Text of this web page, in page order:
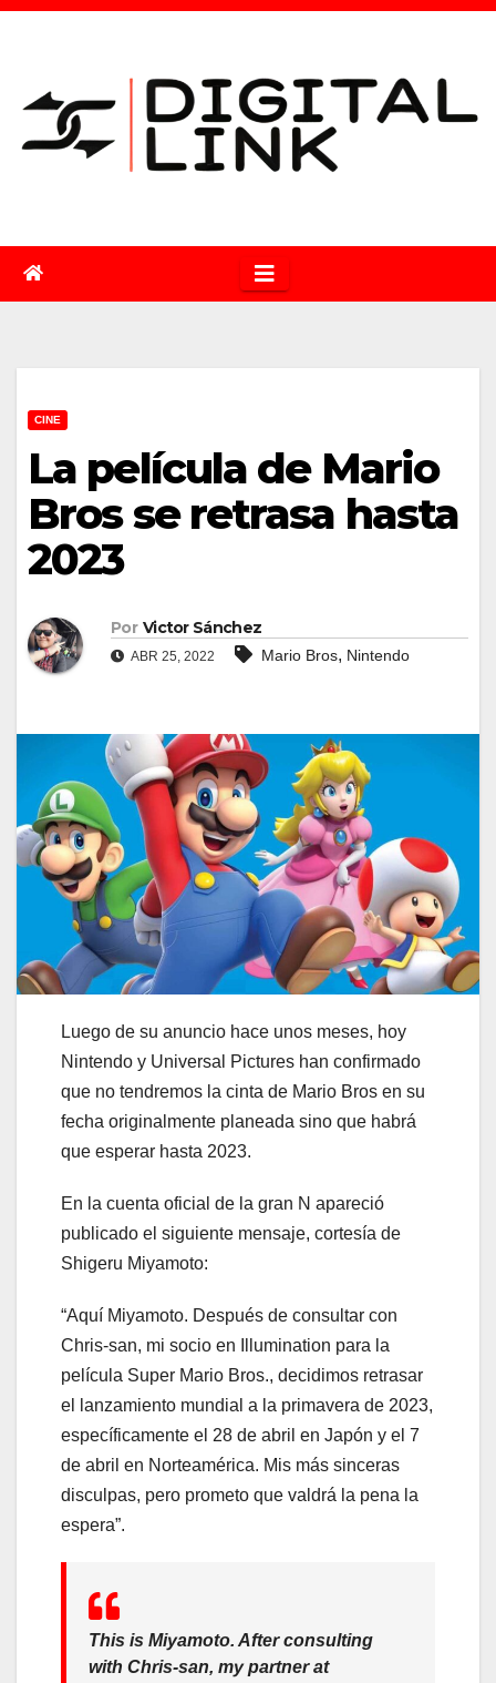
Saltar
CINE
La película de Mario
Bros se retrasa hasta
2023
Por Victor Sánchez
ABR 25, 2022 Mario Bros, Nintendo
Luego de su anuncio hace unos meses, hoy
Nintendo y Universal Pictures han confirmado
que no tendremos la cinta de Mario Bros en su
fecha originalmente planeada sino que habrá
que esperar hasta 2023.
En la cuenta oficial de la gran N apareció
publicado el siguiente mensaje, cortesía de
Shigeru Miyamoto:
“Aquí Miyamoto. Después de consultar con
Chris-san, mi socio en Illumination para la
película Super Mario Bros., decidimos retrasar
el lanzamiento mundial a la primavera de 2023,
específicamente el 28 de abril en Japón y el 7
de abril en Norteamérica. Mis más sinceras
disculpas, pero prometo que valdrá la pena la
espera”.
This is Miyamoto. After consulting
with Chris-san, my partner at